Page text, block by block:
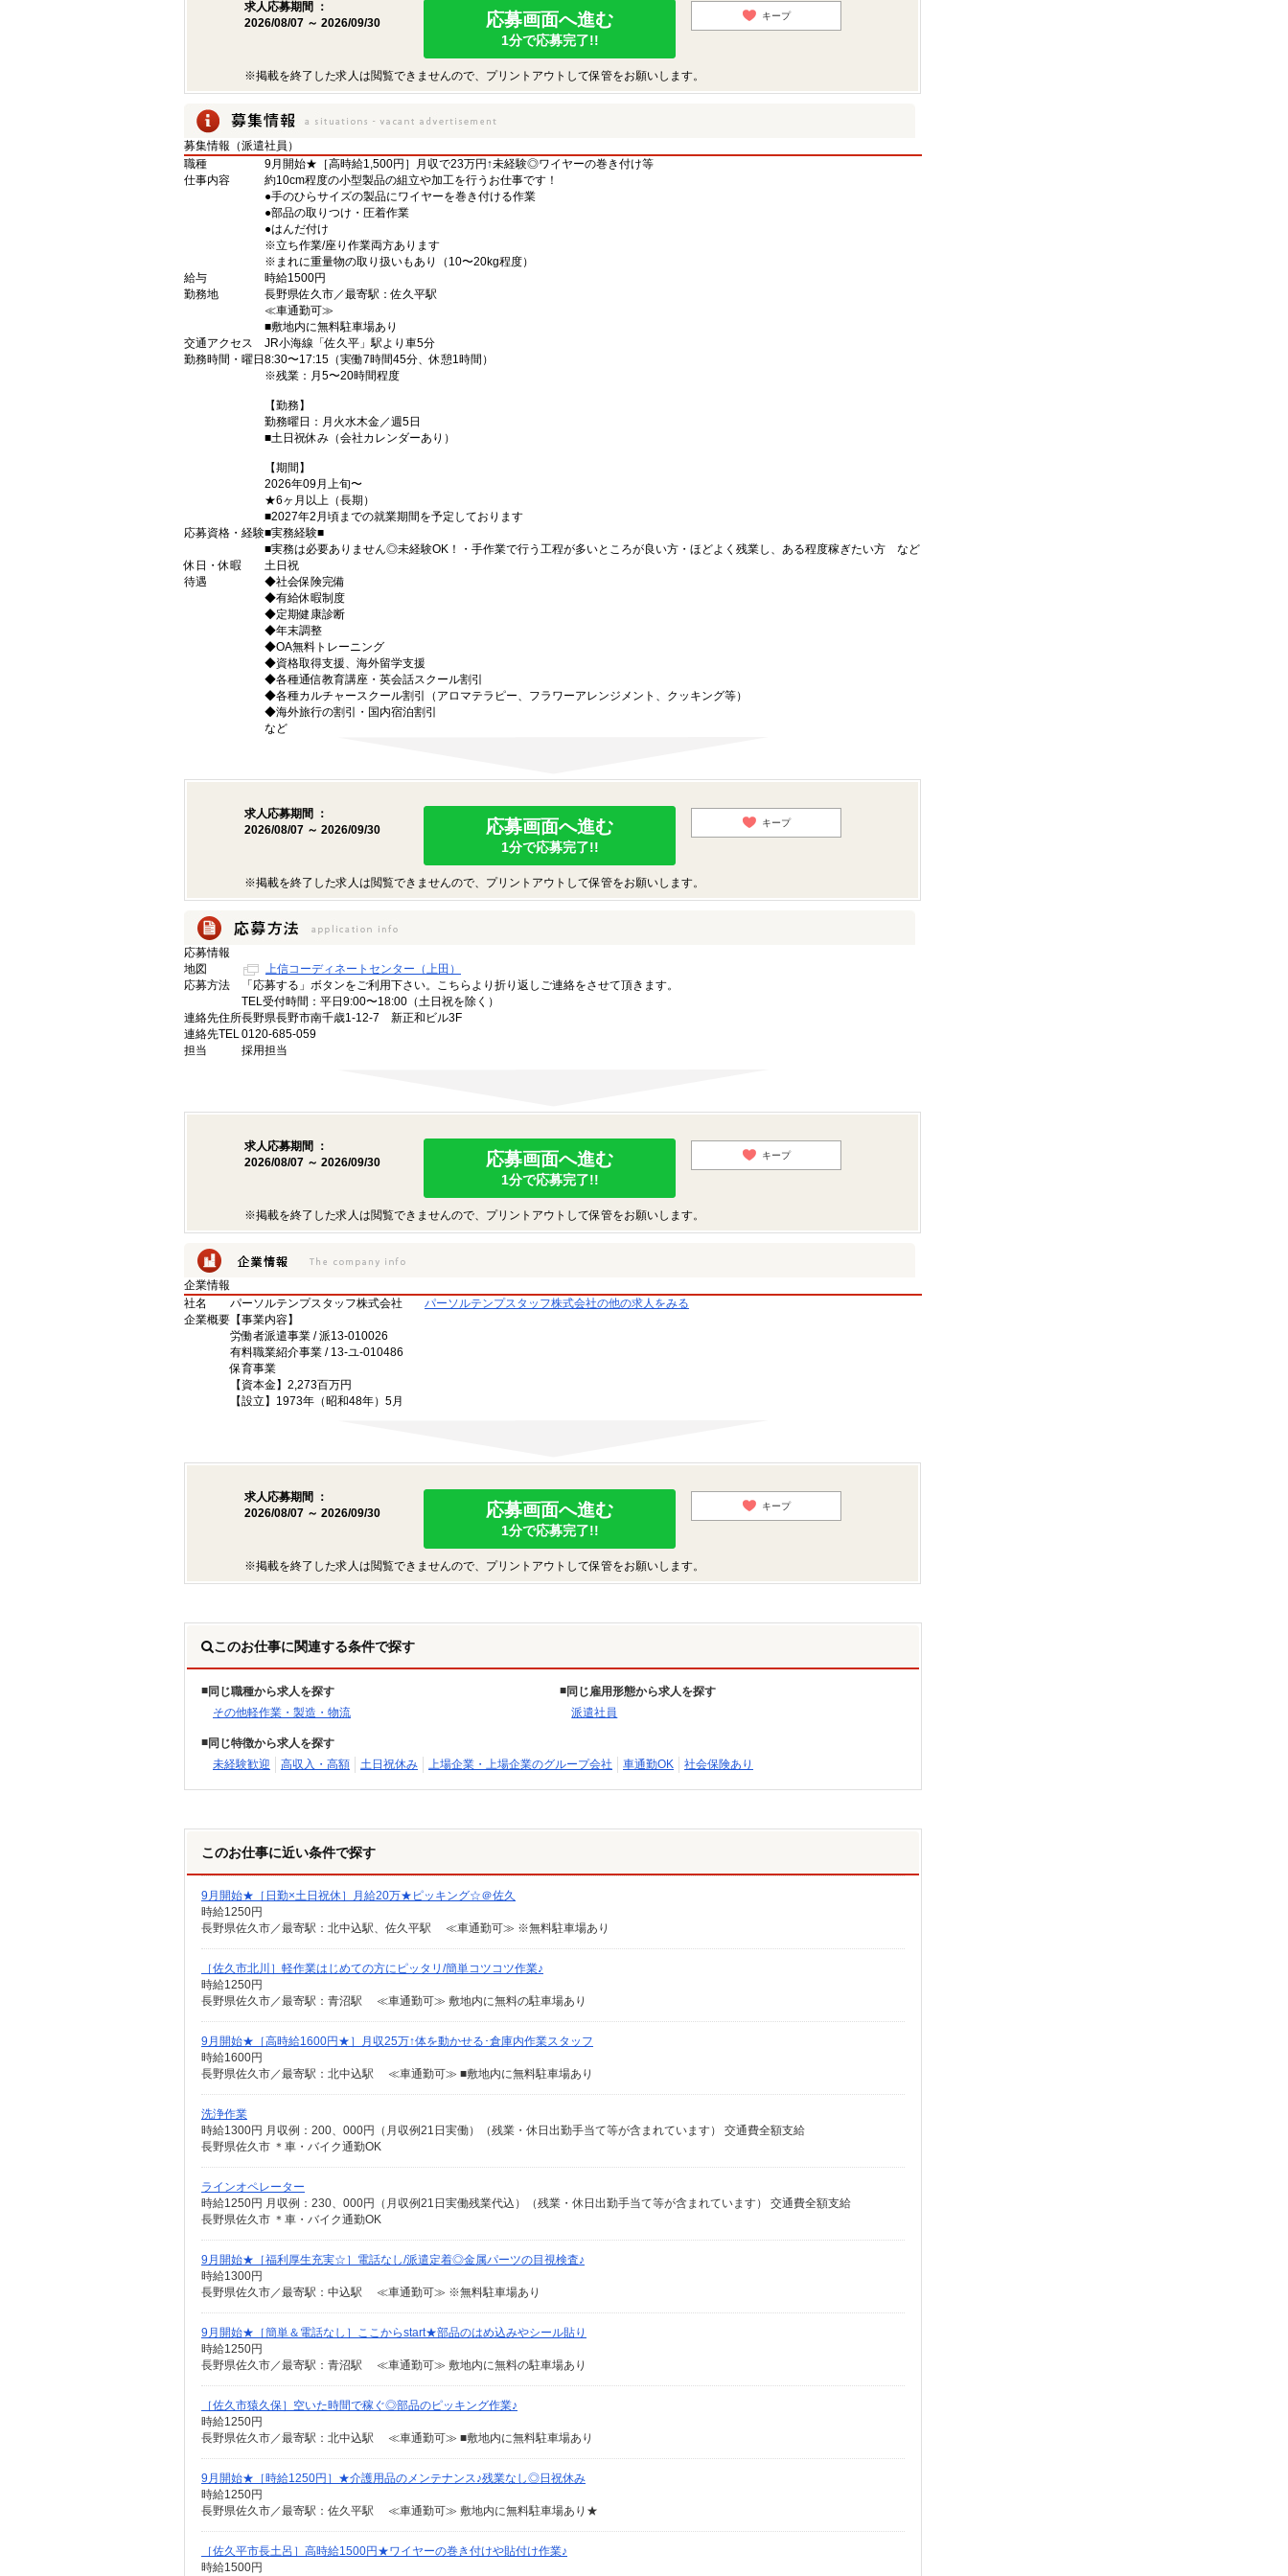
求人応募期間 ：
2026/08/07 ～ 2026/09/30
応募画面へ進む
1分で応募完了!!
キープ
※掲載を終了した求人は閲覧できませんので、プリントアウトして保管をお願いします。
募集情報（派遣社員）
職種
9月開始★［高時給1,500円］月収で23万円↑未経験◎ワイヤーの巻き付け等
仕事内容
約10cm程度の小型製品の組立や加工を行うお仕事です！
●手のひらサイズの製品にワイヤーを巻き付ける作業
●部品の取りつけ・圧着作業
●はんだ付け
※立ち作業/座り作業両方あります
※まれに重量物の取り扱いもあり（10〜20kg程度）
給与
時給1500円
勤務地
長野県佐久市／最寄駅：佐久平駅
≪車通勤可≫
■敷地内に無料駐車場あり
交通アクセス
JR小海線「佐久平」駅より車5分
勤務時間・曜日 8:30〜17:15（実働7時間45分、休憩1時間）
※残業：月5〜20時間程度
【勤務】
勤務曜日：月火水木金／週5日
■土日祝休み（会社カレンダーあり）
【期間】
2026年09月上旬〜
★6ヶ月以上（長期）
■2027年2月頃までの就業期間を予定しております
応募資格・経験■実務経験■
■実務は必要ありません◎未経験OK！・手作業で行う工程が多いところが良い方・ほどよく残業し、ある程度稼ぎたい方 など
休日・休暇
土日祝
待遇
◆社会保険完備
◆有給休暇制度
◆定期健康診断
◆年末調整
◆OA無料トレーニング
◆資格取得支援、海外留学支援
◆各種通信教育講座・英会話スクール割引
◆各種カルチャースクール割引（アロマテラピー、フラワーアレンジメント、クッキング等）
◆海外旅行の割引・国内宿泊割引
など
求人応募期間 ：
2026/08/07 ～ 2026/09/30
応募画面へ進む
1分で応募完了!!
キープ
※掲載を終了した求人は閲覧できませんので、プリントアウトして保管をお願いします。
応募情報
地図
上信コーディネートセンター（上田）
応募方法
「応募する」ボタンをご利用下さい。こちらより折り返しご連絡をさせて頂きます。
TEL受付時間：平日9:00〜18:00（土日祝を除く）
連絡先住所長野県長野市南千歳1-12-7 新正和ビル3F
連絡先TEL0120-685-059
担当
採用担当
求人応募期間 ：
2026/08/07 ～ 2026/09/30
応募画面へ進む
1分で応募完了!!
キープ
※掲載を終了した求人は閲覧できませんので、プリントアウトして保管をお願いします。
企業情報
社名
パーソルテンプスタッフ株式会社
パーソルテンプスタッフ株式会社の他の求人をみる
企業概要 【事業内容】
労働者派遣事業 / 派13-010026
有料職業紹介事業 / 13-ユ-010486
保育事業
【資本金】2,273百万円
【設立】1973年（昭和48年）5月
求人応募期間 ：
2026/08/07 ～ 2026/09/30
応募画面へ進む
1分で応募完了!!
キープ
※掲載を終了した求人は閲覧できませんので、プリントアウトして保管をお願いします。
このお仕事に関連する条件で探す
同じ職種から求人を探す
その他軽作業・製造・物流
同じ雇用形態から求人を探す
派遣社員
同じ特徴から求人を探す
未経験歓迎
高収入・高額 土日祝休み 上場企業・上場企業のグループ会社 車通勤OK 社会保険あり
このお仕事に近い条件で探す
9月開始★［日勤×土日祝休］月給20万★ピッキング☆＠佐久
時給1250円
長野県佐久市／最寄駅：北中込駅、佐久平駅 ≪車通勤可≫ ※無料駐車場あり
［佐久市北川］軽作業はじめての方にピッタリ/簡単コツコツ作業♪
時給1250円
長野県佐久市／最寄駅：青沼駅 ≪車通勤可≫ 敷地内に無料の駐車場あり
9月開始★［高時給1600円★］月収25万↑体を動かせる･倉庫内作業スタッフ
時給1600円
長野県佐久市／最寄駅：北中込駅 ≪車通勤可≫ ■敷地内に無料駐車場あり
洗浄作業
時給1300円 月収例：200、000円（月収例21日実働）（残業・休日出勤手当て等が含まれています） 交通費全額支給
長野県佐久市 ＊車・バイク通勤OK
ラインオペレーター
時給1250円 月収例：230、000円（月収例21日実働残業代込）（残業・休日出勤手当て等が含まれています） 交通費全額支給
長野県佐久市 ＊車・バイク通勤OK
9月開始★［福利厚生充実☆］電話なし/派遣定着◎金属パーツの目視検査♪
時給1300円
長野県佐久市／最寄駅：中込駅 ≪車通勤可≫ ※無料駐車場あり
9月開始★［簡単＆電話なし］ここからstart★部品のはめ込みやシール貼り
時給1250円
長野県佐久市／最寄駅：青沼駅 ≪車通勤可≫ 敷地内に無料の駐車場あり
［佐久市猿久保］空いた時間で稼ぐ◎部品のピッキング作業♪
時給1250円
長野県佐久市／最寄駅：北中込駅 ≪車通勤可≫ ■敷地内に無料駐車場あり
9月開始★［時給1250円］★介護用品のメンテナンス♪残業なし◎日祝休み
時給1250円
長野県佐久市／最寄駅：佐久平駅 ≪車通勤可≫ 敷地内に無料駐車場あり★
［佐久平市長土呂］高時給1500円★ワイヤーの巻き付けや貼付け作業♪
時給1500円